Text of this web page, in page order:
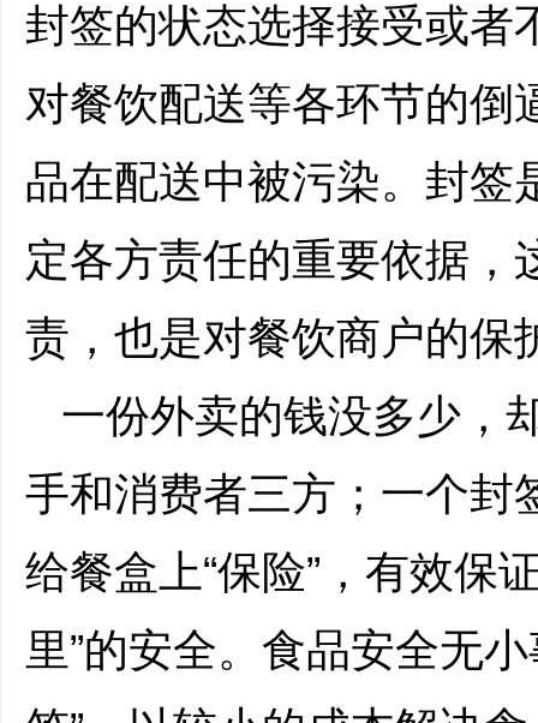
封签的状态选择接受或者
对餐饮配送等各环节的倒
品在配送中被污染。封签
定各方责任的重要依据，
责，也是对餐饮商户的保
一份外卖的钱没多少，
手和消费者三方；一个封
给餐盒上“保险”，有效保
里”的安全。食品安全无